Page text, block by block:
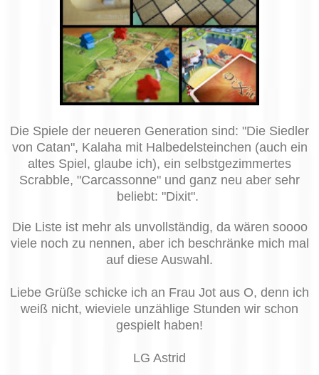
Die Spiele der neueren Generation sind: "Die Siedler
von Catan", Kalaha mit Halbedelsteinchen (auch ein
altes Spiel, glaube ich), ein selbstgezimmertes
Scrabble, "Carcassonne" und ganz neu aber sehr
beliebt: "Dixit".
Die Liste ist mehr als unvollständig, da wären soooo
viele noch zu nennen, aber ich beschränke mich mal
auf diese Auswahl.
Liebe Grüße schicke ich an Frau Jot aus O, denn ich
weiß nicht, wieviele unzählige Stunden wir schon
gespielt haben!
LG Astrid